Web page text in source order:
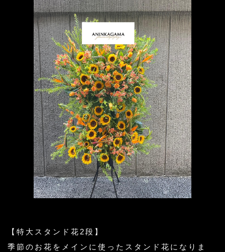
【特大スタンド花2段】
季節のお花をメインに使ったスタンド花になりま